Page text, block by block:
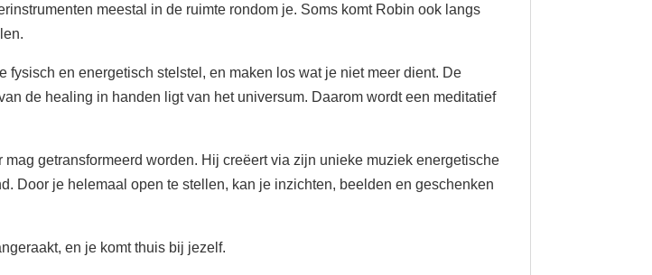
meestal in de ruimte rondom je. Soms komt Robin ook langs
en energetisch stelstel, en maken los wat je niet meer dient. De
de healing in handen ligt van het universum. Daarom wordt een meditatief
getransformeerd worden. Hij creëert via zijn unieke muziek energetische
Door je helemaal open te stellen, kan je inzichten, beelden en geschenken
en je komt thuis bij jezelf.